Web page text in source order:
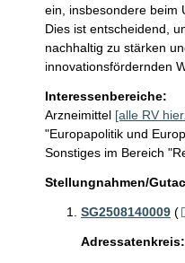
ein, insbesondere beim
Dies ist entscheidend,
nachhaltig zu stärken
innovationsfördernden
Interessenbereiche:
Arzneimittel [alle RV
"Europapolitik und
Sonstiges im Bereich
Stellungnahmen/
SG2508140009 (
Adressatenkreis: